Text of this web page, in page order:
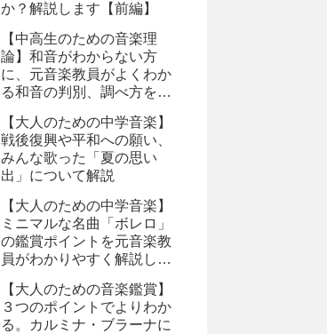
か？解説します【前編】
【中高生のための音楽理
論】和音がわからない方
に、元音楽教員がよくわか
る和音の判別、調べ方を教
【大人のための中学音楽】
戦後復興や平和への願い、
みんな歌った「夏の思い
出」について解説
【大人のための中学音楽】
ミニマルな名曲「ボレロ」
の鑑賞ポイントを元音楽教
員がわかりやすく解説しま
【大人のための音楽鑑賞】
３つのポイントでよりわか
る。カルミナ・ブラーナに